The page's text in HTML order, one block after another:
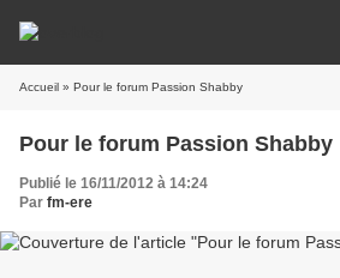
Accueil » Pour le forum Passion Shabby
Pour le forum Passion Shabby
Publié le 16/11/2012 à 14:24
Par fm-ere